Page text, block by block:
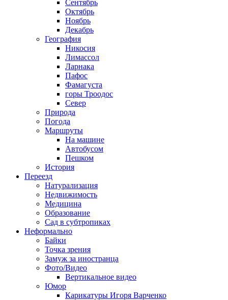
Сентябрь
Октябрь
Ноябрь
Декабрь
География
Никосия
Лимассол
Ларнака
Пафос
Фамагуста
горы Троодос
Север
Природа
Погода
Маршруты
На машине
Автобусом
Пешком
История
Переезд
Натурализация
Недвижимость
Медицина
Образование
Сад в субтропиках
Неформально
Байки
Точка зрения
Замуж за иностранца
Фото/Видео
Вертикальное видео
Юмор
Карикатуры Игоря Варченко